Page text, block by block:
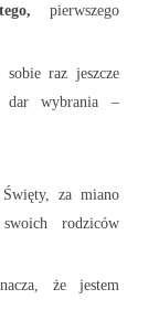
pierwszego
raz jeszcze
wybrania –
za miano
rodziców
że jestem